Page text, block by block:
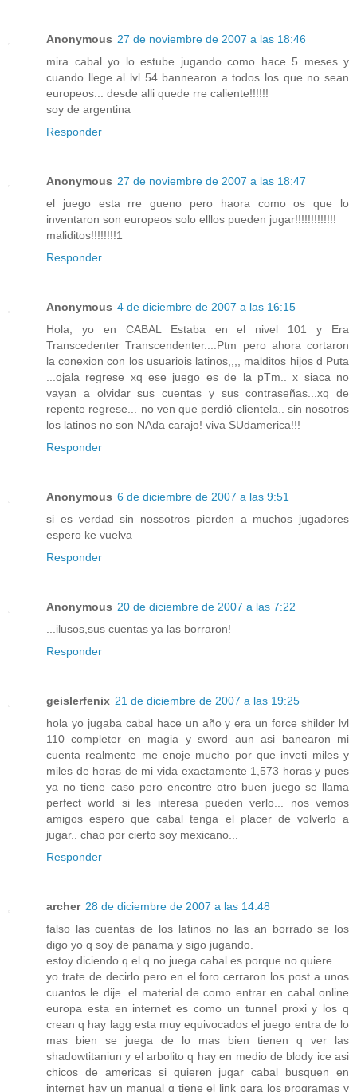
Anonymous 27 de noviembre de 2007 a las 18:46
mira cabal yo lo estube jugando como hace 5 meses y
cuando llege al lvl 54 bannearon a todos los que no sean
europeos... desde alli quede rre caliente!!!!!!
soy de argentina
Responder
Anonymous 27 de noviembre de 2007 a las 18:47
el juego esta rre gueno pero haora como os que lo
inventaron son europeos solo elllos pueden jugar!!!!!!!!!!!!!
maliditos!!!!!!!!1
Responder
Anonymous 4 de diciembre de 2007 a las 16:15
Hola, yo en CABAL Estaba en el nivel 101 y Era
Transcedenter Transcendenter....Ptm pero ahora cortaron
la conexion con los usuariois latinos,,,, malditos hijos d Puta
...ojala regrese xq ese juego es de la pTm.. x siaca no
vayan a olvidar sus cuentas y sus contraseñas...xq de
repente regrese... no ven que perdió clientela.. sin nosotros
los latinos no son NAda carajo! viva SUdamerica!!!
Responder
Anonymous 6 de diciembre de 2007 a las 9:51
si es verdad sin nossotros pierden a muchos jugadores
espero ke vuelva
Responder
Anonymous 20 de diciembre de 2007 a las 7:22
...ilusos,sus cuentas ya las borraron!
Responder
geislerfenix 21 de diciembre de 2007 a las 19:25
hola yo jugaba cabal hace un año y era un force shilder lvl
110 completer en magia y sword aun asi banearon mi
cuenta realmente me enoje mucho por que inveti miles y
miles de horas de mi vida exactamente 1,573 horas y pues
ya no tiene caso pero encontre otro buen juego se llama
perfect world si les interesa pueden verlo... nos vemos
amigos espero que cabal tenga el placer de volverlo a
jugar.. chao por cierto soy mexicano...
Responder
archer 28 de diciembre de 2007 a las 14:48
falso las cuentas de los latinos no las an borrado se los
digo yo q soy de panama y sigo jugando.
estoy diciendo q el q no juega cabal es porque no quiere.
yo trate de decirlo pero en el foro cerraron los post a unos
cuantos le dije. el material de como entrar en cabal online
europa esta en internet es como un tunnel proxi y los q
crean q hay lagg esta muy equivocados el juego entra de lo
mas bien se juega de lo mas bien tienen q ver las
shadowtitaniun y el arbolito q hay en medio de blody ice asi
chicos de americas si quieren jugar cabal busquen en
internet hay un manual q tiene el link para los programas y